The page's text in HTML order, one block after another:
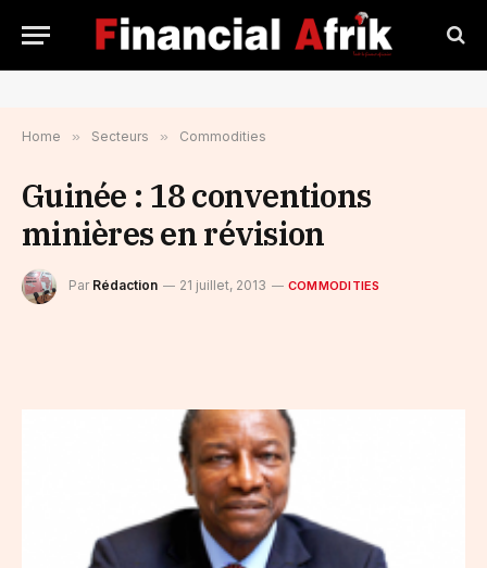
Home » Secteurs » Commodities
Guinée : 18 conventions
minières en révision
Par Rédaction 21 juillet, 2013 COMMODITIES